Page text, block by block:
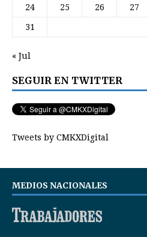
24 25 26 27
31
« Jul
SEGUIR EN TWITTER
Tweets by CMKXDigital
MEDIOS NACIONALES